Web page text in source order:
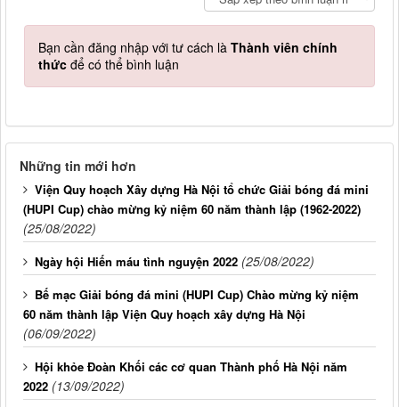
Bạn cần đăng nhập với tư cách là Thành viên chính
thức để có thể bình luận
Những tin mới hơn
Viện Quy hoạch Xây dựng Hà Nội tổ chức Giải bóng đá mini
(HUPI Cup) chào mừng kỷ niệm 60 năm thành lập (1962-2022)
(25/08/2022)
Ngày hội Hiến máu tình nguyện 2022 (25/08/2022)
Bế mạc Giải bóng đá mini (HUPI Cup) Chào mừng kỷ niệm
60 năm thành lập Viện Quy hoạch xây dựng Hà Nội
(06/09/2022)
Hội khỏe Đoàn Khối các cơ quan Thành phố Hà Nội năm
2022 (13/09/2022)